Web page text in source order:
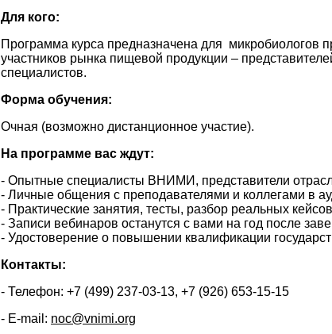
Для кого:
Программа курса предназначена для микробиологов
участников рынка пищевой продукции –
специалистов.
Форма обучения:
Очная (возможно дистанционное участие).
На программе вас ждут:
- Опытные специалисты ВНИМИ, представители
- Личные общения с преподавателями и коллегами в
- Практические занятия, тесты, разбор реальных
- Записи вебинаров останутся с вами на год после
- Удостоверение о повышении квалификации
Контакты:
- Телефон: +7 (499) 237-03-13, +7 (926) 653-15-15
- E-mail: noc@vnimi.org